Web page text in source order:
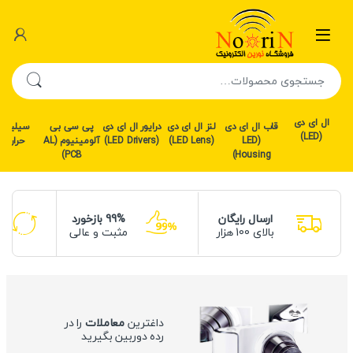
جستجو برای:
ال ای دی
(LED)
قاب ال ای دی
(LED
Housing)
لنز ال ای دی
(LED Lens)
درایور ال ای دی
(LED Drivers)
پی سی بی
آلومینیوم (AL
PCB)
حرارتی
ارسال رایگان
بالای 100 هزار
99% بازخورد
مثبت و عالی
داغترینمعاملات را در
رده دوربین بگیرید